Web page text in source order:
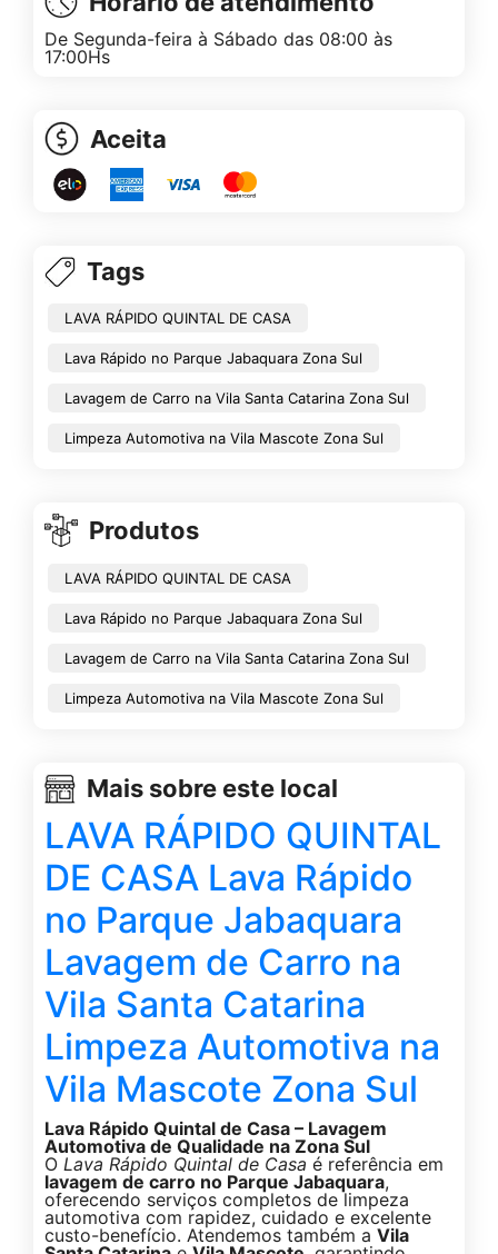
De Segunda-feira à Sábado das 08:00 às
17:00Hs
Aceita
Tags
LAVA RÁPIDO QUINTAL DE CASA
Lava Rápido no Parque Jabaquara Zona Sul
Lavagem de Carro na Vila Santa Catarina Zona Sul
Limpeza Automotiva na Vila Mascote Zona Sul
Produtos
LAVA RÁPIDO QUINTAL DE CASA
Lava Rápido no Parque Jabaquara Zona Sul
Lavagem de Carro na Vila Santa Catarina Zona Sul
Limpeza Automotiva na Vila Mascote Zona Sul
Mais sobre este local
LAVA RÁPIDO QUINTAL
DE CASA Lava Rápido
no Parque Jabaquara
Lavagem de Carro na
Vila Santa Catarina
Limpeza Automotiva na
Vila Mascote Zona Sul
Lava Rápido Quintal de Casa – Lavagem
Automotiva de Qualidade na Zona Sul
O Lava Rápido Quintal de Casa é referência em
lavagem de carro no Parque Jabaquara,
oferecendo serviços completos de limpeza
automotiva com rapidez, cuidado e excelente
custo-benefício. Atendemos também a Vila